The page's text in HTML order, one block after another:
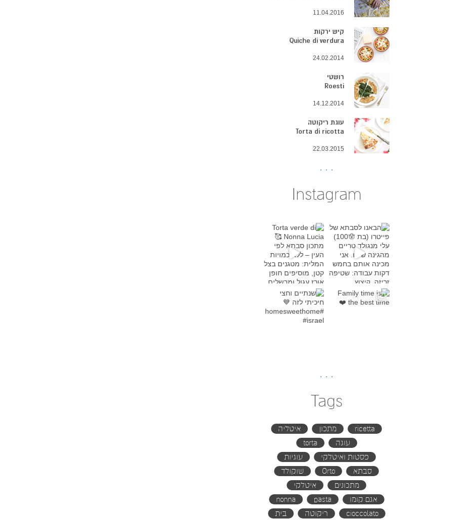
11.04.2016
קיש ירקות
Quiche di verdura
24.02.2014
רושטי
Roesti
14.12.2014
עוגת ריקוטה
Torta di ricotta
22.03.2015
Instagram
Torta verde di Nonna Lucia מתכון סבת
שנתיים וחצי חיכיתי לזה
Tags
ricetta מתכון
איטליה
עוגה
torta
פסטות ואיטלקי
עוגיות
סבתא
Orto
שוקולד
מתכונים
איטלקי
אגם קומו
pasta
nonna
cioccolato
ריקוטה
בית